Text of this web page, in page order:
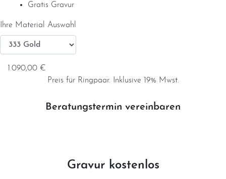
Gratis Gravur
Ihre Material Auswahl
1.090,00 €
Preis für Ringpaar. Inklusive 19% Mwst.
Beratungstermin vereinbaren
Gravur kostenlos
Ringgrößen Tabelle
Trauring-Etui kostenlos
Kostenlose Gravur
Cookies